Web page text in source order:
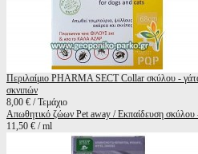
Περιλαίμιο PHARMA SECT Collar σκύλου -
σκνιπών
8,00 € / Τεμάχιο
Απωθητικό ζώων Pet away / Εκπαίδευση σκύλου
11,50 € / ml